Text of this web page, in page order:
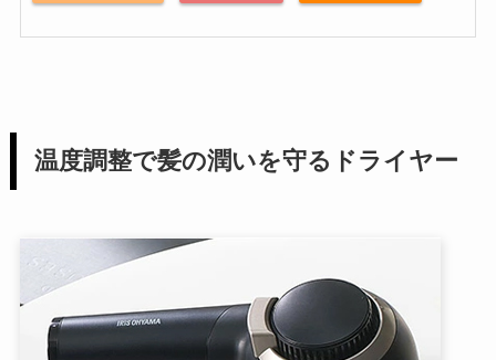
温度調整で髪の潤いを守るドライヤー